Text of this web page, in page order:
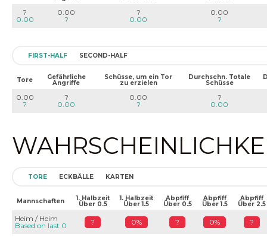
?
0.00
0.00
?
?
0.00
0.00
?
FIRST-HALF SECOND-HALF
Tore Gefährliche
Angriffe
Schüsse, um ein Tor
zu erzielen
Durchschn. Totale
Schüsse
0.00
?
?
0.00
0.00
?
?
0.00
TORE ECKBÄLLE KARTEN
Mannschaften 1. Halbzeit
Über 0.5
1. Halbzeit
Über 1.5
Abpfiff
Über 0.5
Abpfiff
Über 1.5
Abpfiff
Über 2.5
Heim / Heim
Based on last 0
? 0% ? 0% ?